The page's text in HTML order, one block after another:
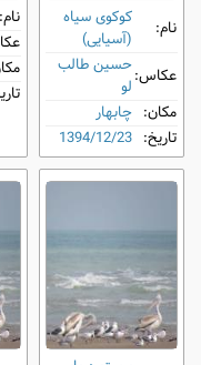
نام:
کوکوی سیاه
(آسیایی)
عکاس:حسین طالب
لو
مکان: چابهار
تاریخ: 1394/12/23
نام: